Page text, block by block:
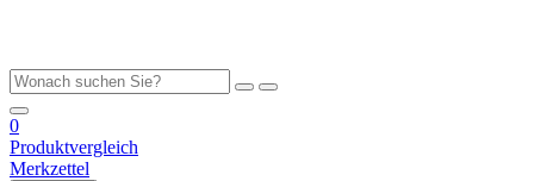
0
Produktvergleich
Merkzettel